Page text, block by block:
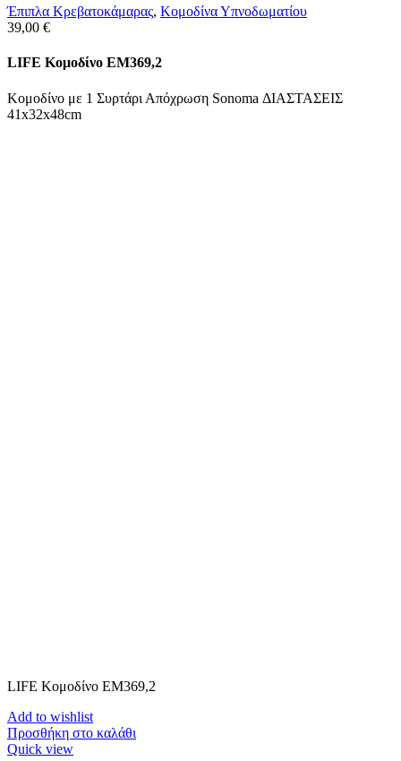
Έπιπλα Κρεβατοκάμαρας, Κομοδίνα Υπνοδωματίου
39,00 €
LIFE Κομοδίνο ΕΜ369,2
Κομοδίνο με 1 Συρτάρι Απόχρωση Sonoma ΔΙΑΣΤΑΣΕΙΣ
41x32x48cm
LIFE Κομοδίνο ΕΜ369,2
Add to wishlist
Προσθήκη στο καλάθι
Quick view